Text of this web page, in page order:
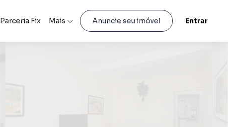
Parceria Fix Mais Anuncie seu imóvel Entrar